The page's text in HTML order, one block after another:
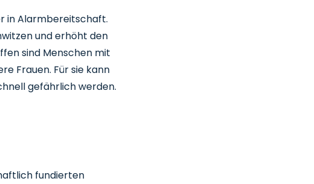
in Alarmbereitschaft.
und erhöht den
sind Menschen mit
Frauen. Für sie kann
gefährlich werden.
fundierten